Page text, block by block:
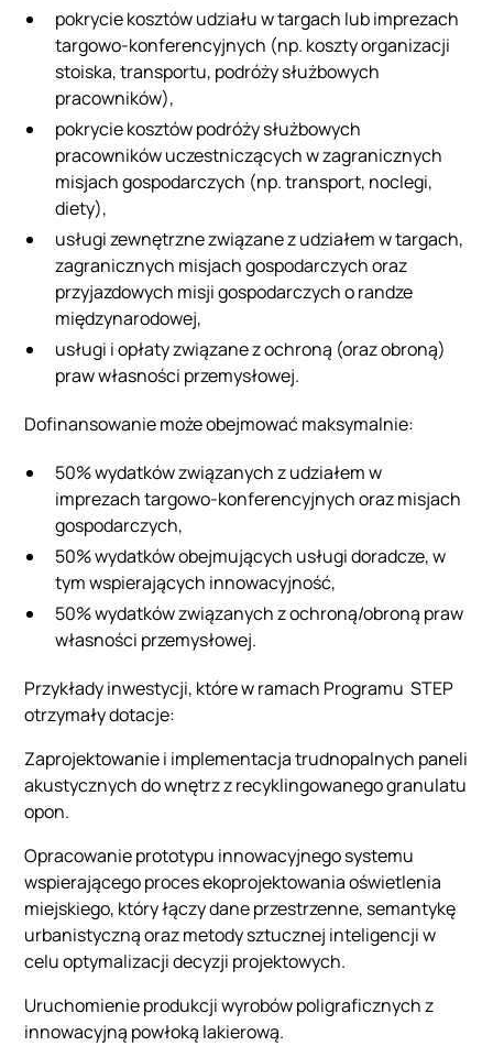
pokrycie kosztów udziału w targach lub imprezach
targowo-konferencyjnych (np. koszty organizacji
stoiska, transportu, podróży służbowych
pracowników),
pokrycie kosztów podróży służbowych
pracowników uczestniczących w zagranicznych
misjach gospodarczych (np. transport, noclegi,
diety),
usługi zewnętrzne związane z udziałem w targach,
zagranicznych misjach gospodarczych oraz
przyjazdowych misji gospodarczych o randze
międzynarodowej,
usługi i opłaty związane z ochroną (oraz obroną)
praw własności przemysłowej.
Dofinansowanie może obejmować maksymalnie:
50% wydatków związanych z udziałem w
imprezach targowo-konferencyjnych oraz misjach
gospodarczych,
50% wydatków obejmujących usługi doradcze, w
tym wspierających innowacyjność,
50% wydatków związanych z ochroną/obroną praw
własności przemysłowej.
Przykłady inwestycji, które w ramach Programu STEP
otrzymały dotacje:
Zaprojektowanie i implementacja trudnopalnych paneli
akustycznych do wnętrz z recyklingowanego granulatu
opon.
Opracowanie prototypu innowacyjnego systemu
wspierającego proces ekoprojektowania oświetlenia
miejskiego, który łączy dane przestrzenne, semantykę
urbanistyczną oraz metody sztucznej inteligencji w
celu optymalizacji decyzji projektowych.
Uruchomienie produkcji wyrobów poligraficznych z
innowacyjną powłoką lakierową.